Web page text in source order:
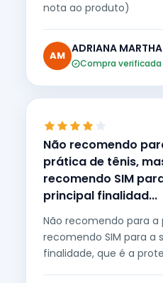
nota ao produto)
AM
ADRIANA
Compra verificada
Não recomendo
prática de tênis,
recomendo SIM
principal finalidad...
Não recomendo para
recomendo SIM para a
finalidade, que é a